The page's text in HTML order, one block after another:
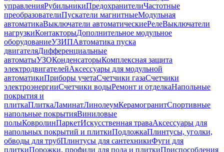
управленияРубильникиПредохранителиЧастотные
преобразователиПускатели магнитныеМодульная
автоматикаВыключатели автоматическиеРелеВыключатели
нагрузкиКонтакторыДополнительное модульное
оборудованиеУЗИПАвтоматика пуска
двигателяДифференциальные
автоматыУЗОКонденсаторыКомплексная защита
электродвигателейАксессуары для модульной
автоматикиПриборы учетаСчетчики газаСчетчики
электроэнергииСчетчики водыРемонт и отделкаНапольные
покрытия и
плиткаПлиткаЛаминатЛинолеумКерамогранитСпортивные
напольные покрытияВиниловые
полыКовролинПаркетИскусственная траваАксессуары для
напольных покрытий и плиткиПодложкаПлинтусы, уголки,
обводы для трубПлинтусы для сантехникиФуги для
плиткиПорожки, профили для пола и плиткиПриспособления